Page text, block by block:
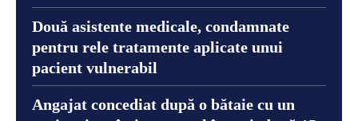
Două asistente medicale, condamnate
pentru rele tratamente aplicate unui
pacient vulnerabil
Angajat concediat după o bătaie cu un